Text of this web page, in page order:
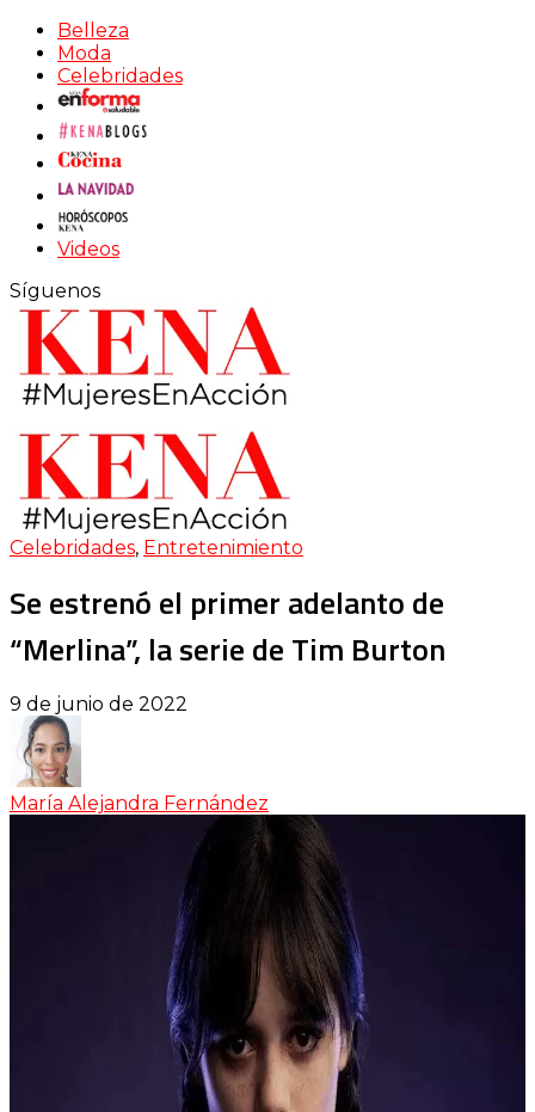
Belleza
Moda
Celebridades
Videos
Síguenos
Celebridades, Entretenimiento
Se estrenó el primer adelanto de
“Merlina”, la serie de Tim Burton
9 de junio de 2022
María Alejandra Fernández